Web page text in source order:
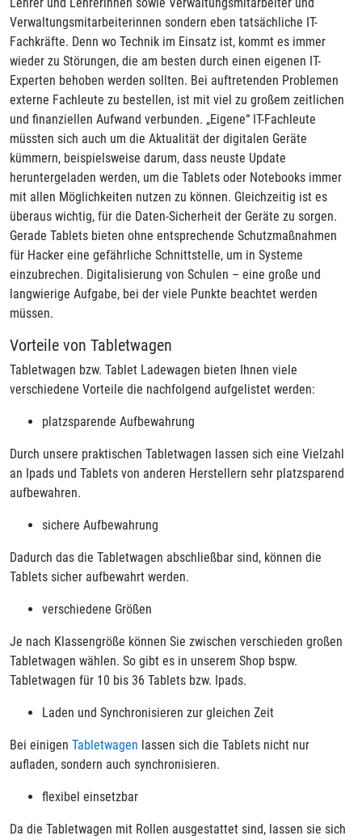
Verwaltungsmitarbeiterinnen sondern eben tatsächliche IT-
Fachkräfte. Denn wo Technik im Einsatz ist, kommt es immer
wieder zu Störungen, die am besten durch einen eigenen IT-
Experten behoben werden sollten. Bei auftretenden Problemen
externe Fachleute zu bestellen, ist mit viel zu großem zeitlichen
und finanziellen Aufwand verbunden. „Eigene“ IT-Fachleute
müssten sich auch um die Aktualität der digitalen Geräte
kümmern, beispielsweise darum, dass neuste Update
heruntergeladen werden, um die Tablets oder Notebooks immer
mit allen Möglichkeiten nutzen zu können. Gleichzeitig ist es
überaus wichtig, für die Daten-Sicherheit der Geräte zu sorgen.
Gerade Tablets bieten ohne entsprechende Schutzmaßnahmen
für Hacker eine gefährliche Schnittstelle, um in Systeme
einzubrechen. Digitalisierung von Schulen – eine große und
langwierige Aufgabe, bei der viele Punkte beachtet werden
müssen.
Vorteile von Tabletwagen
Tabletwagen bzw. Tablet Ladewagen bieten Ihnen viele
verschiedene Vorteile die nachfolgend aufgelistet werden:
platzsparende Aufbewahrung
Durch unsere praktischen Tabletwagen lassen sich eine Vielzahl
an Ipads und Tablets von anderen Herstellern sehr platzsparend
aufbewahren.
sichere Aufbewahrung
Dadurch das die Tabletwagen abschließbar sind, können die
Tablets sicher aufbewahrt werden.
verschiedene Größen
Je nach Klassengröße können Sie zwischen verschieden großen
Tabletwagen wählen. So gibt es in unserem Shop bspw.
Tabletwagen für 10 bis 36 Tablets bzw. Ipads.
Laden und Synchronisieren zur gleichen Zeit
Bei einigen Tabletwagen lassen sich die Tablets nicht nur
aufladen, sondern auch synchronisieren.
flexibel einsetzbar
Da die Tabletwagen mit Rollen ausgestattet sind, lassen sie sich